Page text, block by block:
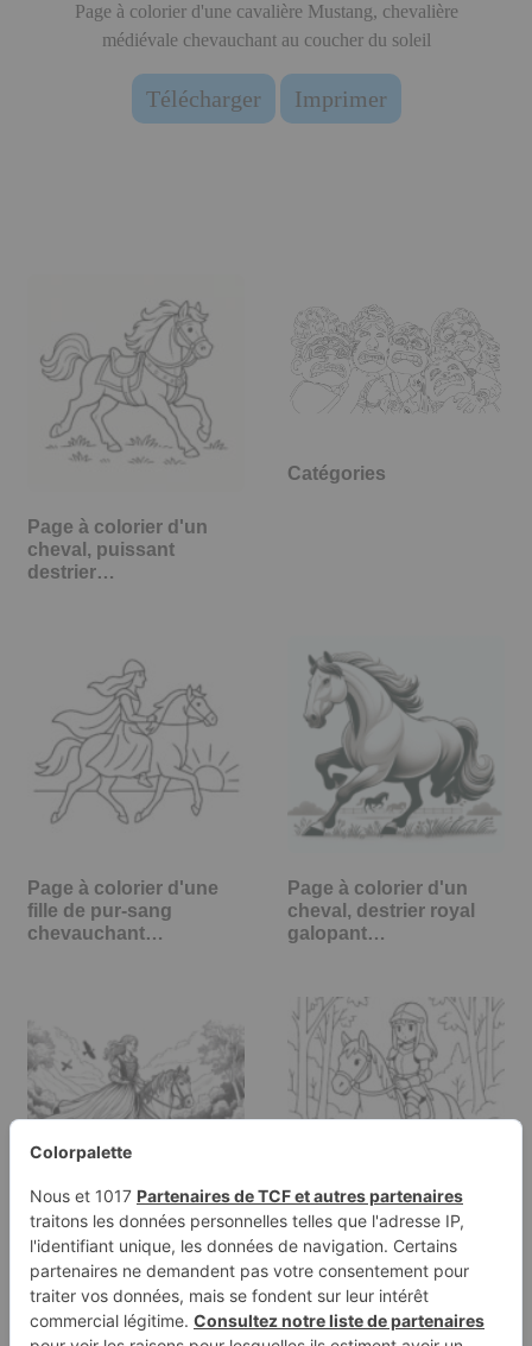
Page à colorier d'une cavalière Mustang, chevalière
médiévale chevauchant au coucher du soleil
Télécharger Imprimer
Page à colorier d'un
cheval, puissant
destrier…
Catégories
Page à colorier d'une
fille de pur-sang
chevauchant…
Page à colorier d'un
cheval, destrier royal
galopant…
Page à colorier d'une
jeune femme à cheval
Quarter…
Page à colorier d'une
cavalière pur-sang,
chevalière…